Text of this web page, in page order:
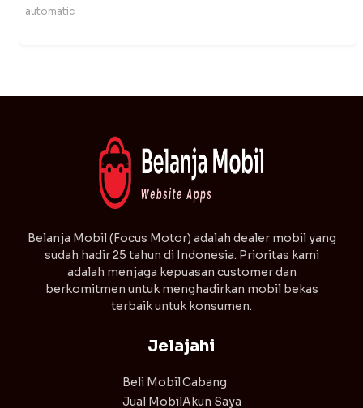
automatic
⁠Belanja Mobil (Focus Motor) adalah dealer mobil yang
sudah hadir 25 tahun di Indonesia. Prioritas kami
adalah menjaga kepuasan customer dan
berkomitmen untuk menghadirkan mobil bekas
terbaik untuk konsumen.
Jelajahi
Beli Mobil
Jual Mobil
Cabang
Akun Saya